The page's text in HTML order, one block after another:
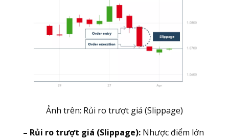
Ảnh trên: Rủi ro trượt giá (Slippage)
– Rủi ro trượt giá (Slippage):Nhược điểm lớn